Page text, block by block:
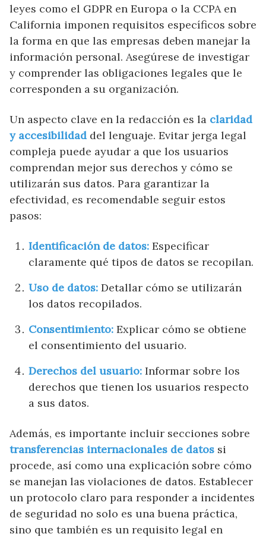
leyes como el GDPR en Europa o la CCPA en
California imponen requisitos específicos sobre
la forma en que las empresas deben manejar la
información personal. Asegúrese de investigar
y comprender las obligaciones legales que le
corresponden a su organización.
Un aspecto clave en la redacción es la claridad
y accesibilidad del lenguaje. Evitar jerga legal
compleja puede ayudar a que los usuarios
comprendan mejor sus derechos y cómo se
utilizarán sus datos. Para garantizar la
efectividad, es recomendable seguir estos
pasos:
Identificación de datos: Especificar
claramente qué tipos de datos se recopilan.
Uso de datos: Detallar cómo se utilizarán
los datos recopilados.
Consentimiento: Explicar cómo se obtiene
el consentimiento del usuario.
Derechos del usuario: Informar sobre los
derechos que tienen los usuarios respecto
a sus datos.
Además, es importante incluir secciones sobre
transferencias internacionales de datos si
procede, así como una explicación sobre cómo
se manejan las violaciones de datos. Establecer
un protocolo claro para responder a incidentes
de seguridad no solo es una buena práctica,
sino que también es un requisito legal en